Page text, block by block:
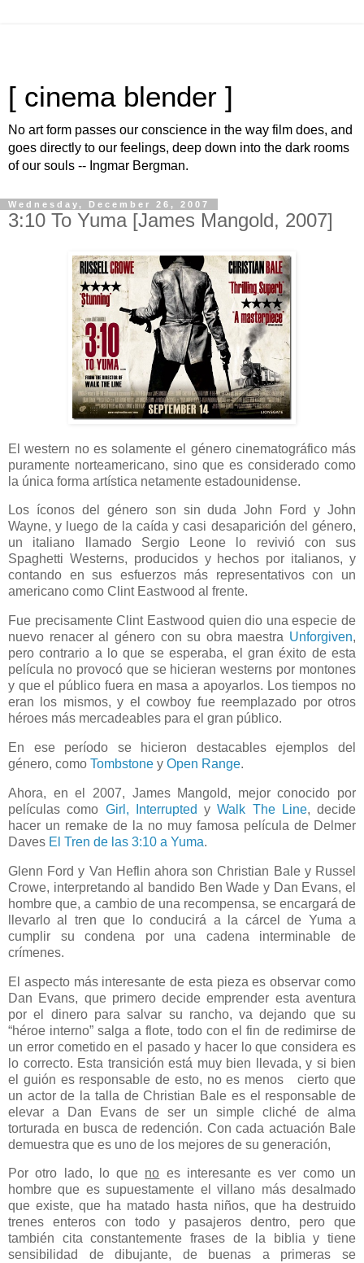
[ cinema blender ]
No art form passes our conscience in the way film does, and
goes directly to our feelings, deep down into the dark rooms
of our souls -- Ingmar Bergman.
Wednesday, December 26, 2007
3:10 To Yuma [James Mangold, 2007]
El western no es solamente el género cinematográfico más
puramente norteamericano, sino que es considerado como
la única forma artística netamente estadounidense.
Los íconos del género son sin duda John Ford y John
Wayne, y luego de la caída y casi desaparición del género,
un italiano llamado Sergio Leone lo revivió con sus
Spaghetti Westerns, producidos y hechos por italianos, y
contando en sus esfuerzos más representativos con un
americano como Clint Eastwood al frente.
Fue precisamente Clint Eastwood quien dio una especie de
nuevo renacer al género con su obra maestra Unforgiven,
pero contrario a lo que se esperaba, el gran éxito de esta
película no provocó que se hicieran westerns por montones
y que el público fuera en masa a apoyarlos. Los tiempos no
eran los mismos, y el cowboy fue reemplazado por otros
héroes más mercadeables para el gran público.
En ese período se hicieron destacables ejemplos del
género, como Tombstone y Open Range.
Ahora, en el 2007, James Mangold, mejor conocido por
películas como Girl, Interrupted yWalk The Line, decide
hacer un remake de la no muy famosa película de Delmer
Daves El Tren de las 3:10 a Yuma.
Glenn Ford y Van Heflin ahora son Christian Bale y Russel
Crowe, interpretando al bandido Ben Wade y Dan Evans, el
hombre que, a cambio de una recompensa, se encargará de
llevarlo al tren que lo conducirá a la cárcel de Yuma a
cumplir su condena por una cadena interminable de
crímenes.
El aspecto más interesante de esta pieza es observar como
Dan Evans, que primero decide emprender esta aventura
por el dinero para salvar su rancho, va dejando que su
“héroe interno” salga a flote, todo con el fin de redimirse de
un error cometido en el pasado y hacer lo que considera es
lo correcto. Esta transición está muy bien llevada, y si bien
el guión es responsable de esto, no es menos cierto que
un actor de la talla de Christian Bale es el responsable de
elevar a Dan Evans de ser un simple cliché de alma
torturada en busca de redención. Con cada actuación Bale
demuestra que es uno de los mejores de su generación,
Por otro lado, lo que no es interesante es ver como un
hombre que es supuestamente el villano más desalmado
que existe, que ha matado hasta niños, que ha destruido
trenes enteros con todo y pasajeros dentro, pero que
también cita constantemente frases de la biblia y tiene
sensibilidad de dibujante, de buenas a primeras se